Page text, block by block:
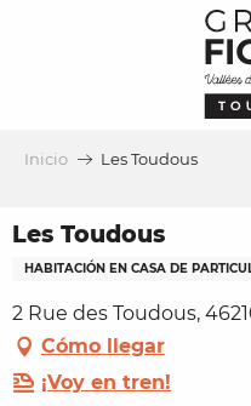
Inicio Les Toudous
Les Toudous
HABITACIÓN EN CASA DE
2 Rue des Toudous,
Cómo llegar
¡Voy en tren!